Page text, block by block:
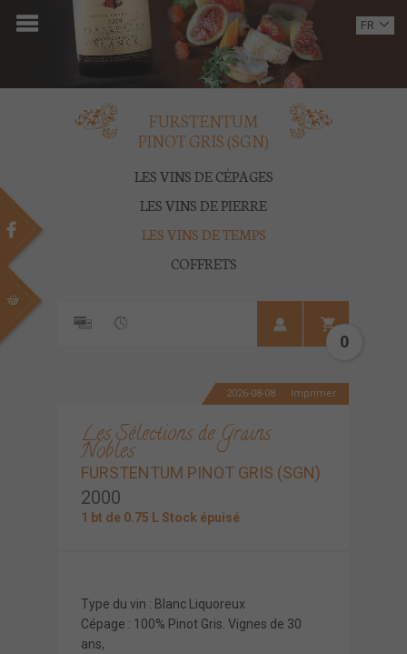
ACCUEIL
DOMAINE
VINS
MULTIMEDIA
CONTACT
FR
FURSTENTUM
PINOT GRIS (SGN)
LES VINS DE CÉPAGES
LES VINS DE PIERRE
LES VINS DE TEMPS
COFFRETS
0
2026-08-08 Imprimer
Les Sélections de Grains
Nobles
FURSTENTUM PINOT GRIS (SGN)
2000
1 bt de 0.75 L Stock épuisé
Type du vin : Blanc Liquoreux
Cépage : 100% Pinot Gris. Vignes de 30
ans,